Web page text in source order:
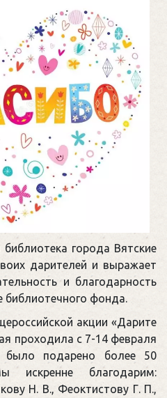
города Вятские
дарителей и выражает
и благодарность
библиотечного фонда.
акции «Дарите
проходила с 7-14 февраля
было подарено более 50
искренне благодарим:
Н. В., Феоктистову Г. П.,